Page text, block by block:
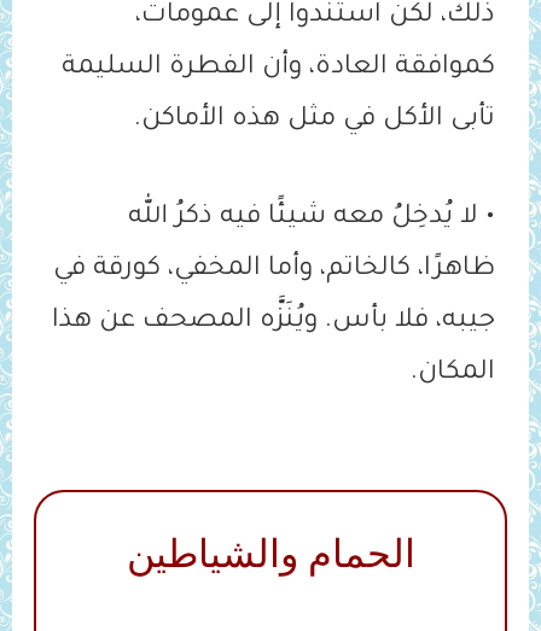
ذلك، لكن استندوا إلى عمومات،
كموافقة العادة، وأن الفطرة السليمة
تأبى الأكل في مثل هذه الأماكن.
• لا يُدخِلُ معه شيئًا فيه ذكرُ الله
ظاهرًا، كالخاتم، وأما المخفي، كورقة في
جيبه، فلا بأس. ويُنَزَّه المصحف عن هذا
المكان.
الحمام والشياطين